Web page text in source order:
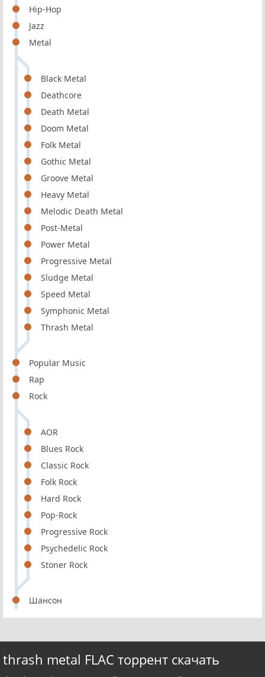
Hip-Hop
Jazz
Metal
Black Metal
Deathcore
Death Metal
Doom Metal
Folk Metal
Gothic Metal
Groove Metal
Heavy Metal
Melodic Death Metal
Post-Metal
Power Metal
Progressive Metal
Sludge Metal
Speed Metal
Symphonic Metal
Thrash Metal
Popular Music
Rap
Rock
AOR
Blues Rock
Classic Rock
Folk Rock
Hard Rock
Pop-Rock
Progressive Rock
Psychedelic Rock
Stoner Rock
Шансон
thrash metal FLAC торрент скачать